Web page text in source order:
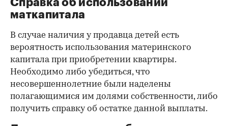
Справка об использовании
маткапитала
В случае наличия у продавца детей есть
вероятность использования материнского
капитала при приобретении квартиры.
Необходимо либо убедиться, что
несовершеннолетние были наделены
полагающимися им долями собственности, либо
получить справку об остатке данной выплаты.